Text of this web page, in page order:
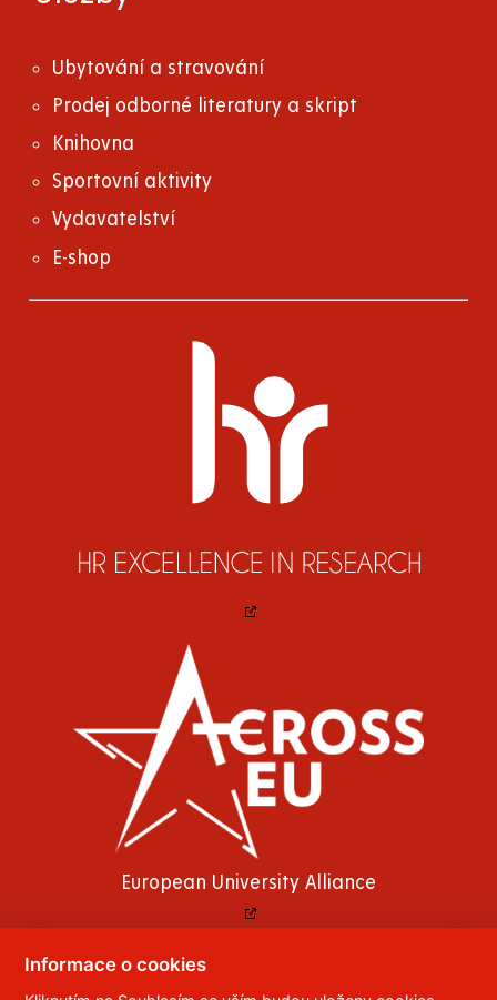
Ubytování a stravování
Prodej odborné literatury a skript
Knihovna
Sportovní aktivity
Vydavatelství
E-shop
European University Alliance
Informace o cookies